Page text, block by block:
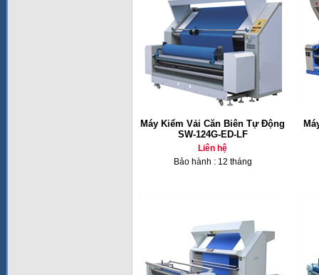
Máy Kiểm Vải Căn Biên Tự Động
SW-124G-ED-LF
Liên hệ
Bảo hành : 12 tháng